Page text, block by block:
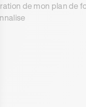
de mon plan de